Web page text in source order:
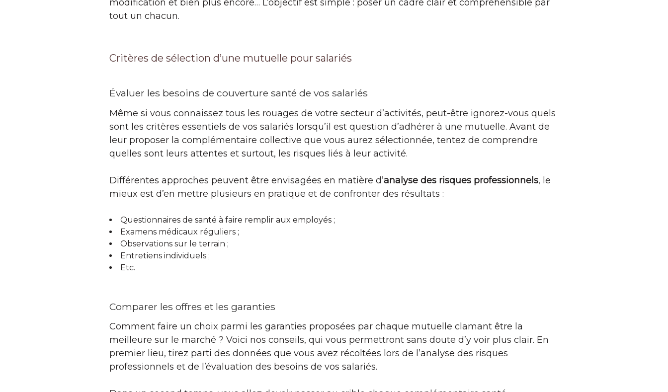
modification et bien plus encore… L’objectif est simple : poser un cadre clair et compréhensible par
tout un chacun.
Critères de sélection d’une mutuelle pour salariés
Évaluer les besoins de couverture santé de vos salariés
Même si vous connaissez tous les rouages de votre secteur d’activités, peut-être ignorez-vous quels
sont les critères essentiels de vos salariés lorsqu’il est question d’adhérer à une mutuelle. Avant de
leur proposer la complémentaire collective que vous aurez sélectionnée, tentez de comprendre
quelles sont leurs attentes et surtout, les risques liés à leur activité.
Différentes approches peuvent être envisagées en matière d’analyse des risques professionnels, le
mieux est d’en mettre plusieurs en pratique et de confronter des résultats :
Questionnaires de santé à faire remplir aux employés ;
Examens médicaux réguliers ;
Observations sur le terrain ;
Entretiens individuels ;
Etc.
Comparer les offres et les garanties
Comment faire un choix parmi les garanties proposées par chaque mutuelle clamant être la
meilleure sur le marché ? Voici nos conseils, qui vous permettront sans doute d’y voir plus clair. En
premier lieu, tirez parti des données que vous avez récoltées lors de l’analyse des risques
professionnels et de l’évaluation des besoins de vos salariés.